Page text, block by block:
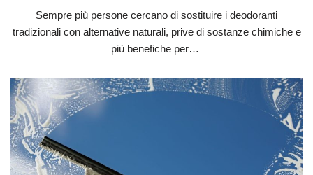
Sempre più persone cercano di sostituire i deodoranti
tradizionali con alternative naturali, prive di sostanze chimiche e
più benefiche per…